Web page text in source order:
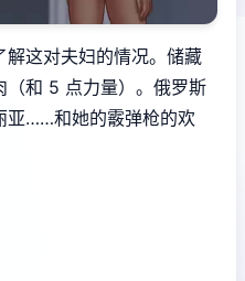
这对夫妇的情况。储藏
（和 5 点力量）。俄罗斯
亚……和她的霰弹枪的欢